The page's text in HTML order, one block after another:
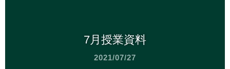
7月授業資料
2021/07/27